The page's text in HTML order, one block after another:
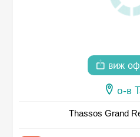
виж
о-в
Thassos Grand